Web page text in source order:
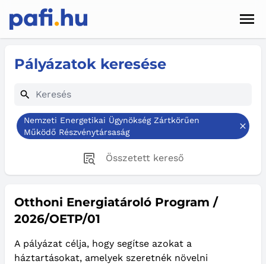
Kapcsolat
Pályázatok keresése
Nemzeti Energetikai Ügynökség Zártkörűen
Működő Részvénytársaság
Összetett kereső
Otthoni Energiatároló Program /
2026/OETP/01
A pályázat célja, hogy segítse azokat a
háztartásokat, amelyek szeretnék növelni